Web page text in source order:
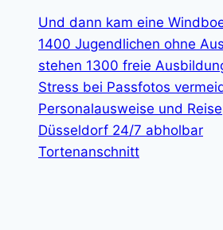
Und dann kam eine
1400 Jugendlichen ohne
stehen 1300 freie
Stress bei Passfotos
Personalausweise und
Düsseldorf 24/7 abholbar
Tortenanschnitt